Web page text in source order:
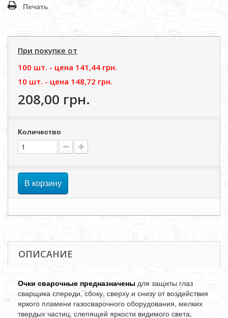
Печать
При покупке от
100 шт. - цена 141,44 грн.
10 шт. - цена 148,72 грн.
208,00 грн.
Количество
В корзину
ОПИСАНИЕ
Очки сварочные предназначены для защиты глаз
сварщика спереди, сбоку, сверху и снизу от воздействия
яркого пламени газосварочного оборудования, мелких
твердых частиц, слепящей яркости видимого света,